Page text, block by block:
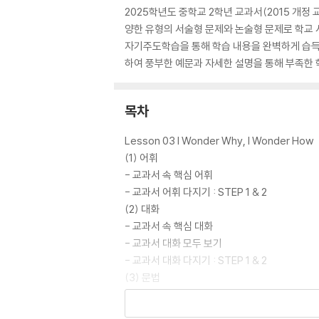
2025학년도 중학교 2학년 교과서(2015 개정
양한 유형의 서술형 문제와 논술형 문제로 학
자기주도학습을 통해 학습 내용을 완벽하게 습
하여 풍부한 예문과 자세한 설명을 통해 부족한
목차
Lesson 03 I Wonder Why, I Wonder How
(1) 어휘
- 교과서 속 핵심 어휘
- 교과서 어휘 다지기 : STEP 1 & 2
(2) 대화
- 교과서 속 핵심 대화
- 교과서 대화 모두 보기
- 교과서 대화 다지기 : STEP 1 & 2
(3) 문법
- 교과서 속 핵심 문법